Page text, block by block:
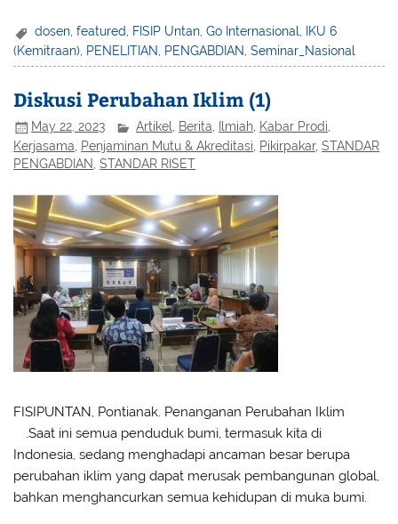
dosen ,featured FISIP Untan ,Go Internasional
IKU 6
(Kemitraan) PENELITIAN PENGABDIAN ,Seminar_Nasional
Diskusi Perubahan Iklim (1)
May 22, 2023 Artikel Berita Ilmiah Kabar Prodi
Kerjasama Penjaminan Mutu & Akreditasi Pikirpakar,STANDAR
PENGABDIAN ,STANDAR RISET
FISIPUNTAN, Pontianak. Penanganan Perubahan Iklim
.Saat ini semua penduduk bumi, termasuk kita di
Indonesia, sedang menghadapi ancaman besar berupa
perubahan iklim yang dapat merusak pembangunan global,
bahkan menghancurkan semua kehidupan di muka bumi.